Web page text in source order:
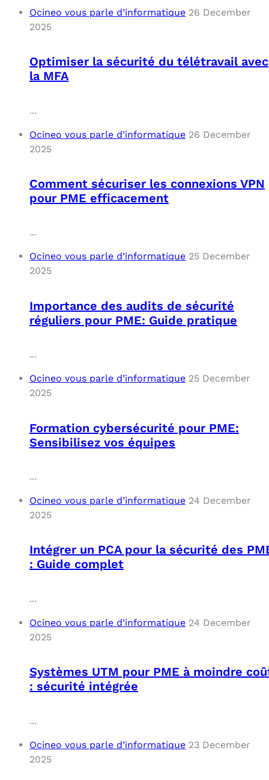
Ocineo vous parle d’informatique 26 December
2025
Optimiser la sécurité du télétravail avec
la MFA
...
Ocineo vous parle d’informatique 26 December
2025
Comment sécuriser les connexions VPN
pour PME efficacement
...
Ocineo vous parle d’informatique 25 December
2025
Importance des audits de sécurité
réguliers pour PME: Guide pratique
...
Ocineo vous parle d’informatique 25 December
2025
Formation cybersécurité pour PME:
Sensibilisez vos équipes
...
Ocineo vous parle d’informatique 24 December
2025
Intégrer un PCA pour la sécurité des
: Guide complet
...
Ocineo vous parle d’informatique 24 December
2025
Systèmes UTM pour PME à moindre
: sécurité intégrée
...
Ocineo vous parle d’informatique 23 December
2025